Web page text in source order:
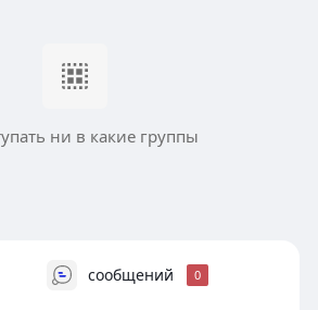
ни в какие группы
сообщений 0